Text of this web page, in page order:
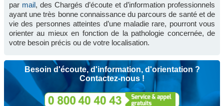
par mail, des Chargés d’écoute et d’information professionnels
ayant une très bonne connaissance du parcours de santé et de
vie des personnes atteintes d’une maladie rare, pourront vous
orienter au mieux en fonction de la pathologie concernée, de
votre besoin précis ou de votre localisation.
Besoin d'écoute, d'information, d'orientation ?
Contactez-nous !